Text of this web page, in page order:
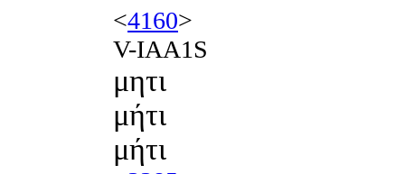
<4160>
V-IAA1S
μητι
μήτι
μήτι